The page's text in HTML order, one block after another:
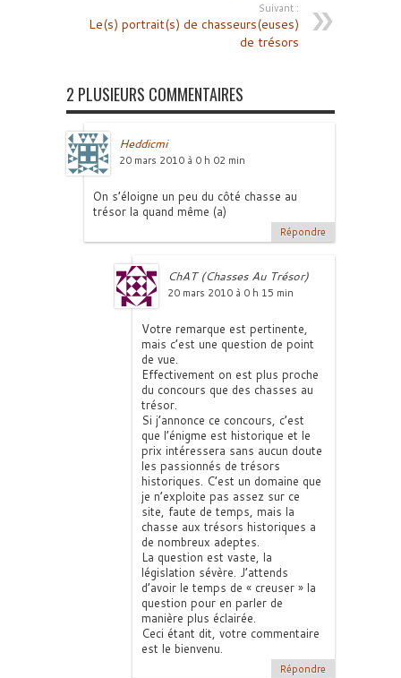
Suivant :
Le(s) portrait(s) de chasseurs(euses)
de trésors
2 PLUSIEURS COMMENTAIRES
Heddicmi
20 mars 2010 à 0 h 02 min
On s’éloigne un peu du côté chasse au
trésor la quand même (a)
Répondre
ChAT (Chasses Au Trésor)
20 mars 2010 à 0 h 15 min
Votre remarque est pertinente,
mais c’est une question de point
de vue.
Effectivement on est plus proche
du concours que des chasses au
trésor.
Si j’annonce ce concours, c’est
que l’énigme est historique et le
prix intéressera sans aucun doute
les passionnés de trésors
historiques. C’est un domaine que
je n’exploite pas assez sur ce
site, faute de temps, mais la
chasse aux trésors historiques a
de nombreux adeptes.
La question est vaste, la
législation sévère. J’attends
d’avoir le temps de « creuser » la
question pour en parler de
manière plus éclairée.
Ceci étant dit, votre commentaire
est le bienvenu.
Répondre